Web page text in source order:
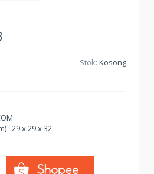
Stok: Kosong
: 29 x 29 x 32